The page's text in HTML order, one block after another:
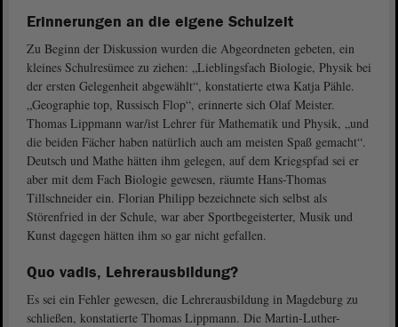
Erinnerungen an die eigene Schulzeit
Zu Beginn der Diskussion wurden die Abgeordneten gebeten, ein
kleines Schulresümee zu ziehen: „Lieblingsfach Biologie, Physik bei
der ersten Gelegenheit abgewählt“, konstatierte etwa Katja Pähle.
„Geographie top, Russisch Flop“, erinnerte sich Olaf Meister.
Thomas Lippmann war/ist Lehrer für Mathematik und Physik, „und
die beiden Fächer haben natürlich auch am meisten Spaß gemacht“.
Deutsch und Mathe hätten ihm gelegen, auf dem Kriegspfad sei er
aber mit dem Fach Biologie gewesen, räumte Hans-Thomas
Tillschneider ein. Florian Philipp bezeichnete sich selbst als
Störenfried in der Schule, war aber Sportbegeisterter, Musik und
Kunst dagegen hätten ihm so gar nicht gefallen.
Quo vadis, Lehrerausbildung?
Es sei ein Fehler gewesen, die Lehrerausbildung in Magdeburg zu
schließen, konstatierte Thomas Lippmann. Die Martin-Luther-